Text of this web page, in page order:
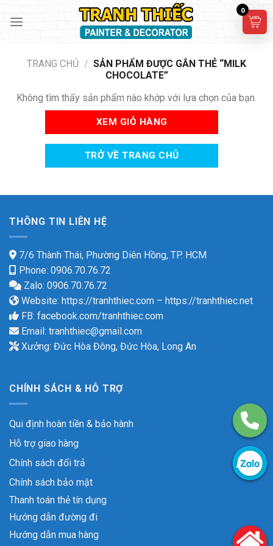
TRANG CHỦ / SẢN PHẨM ĐƯỢC GẮN THẺ “MILK
CHOCOLATE”
Không tìm thấy sản phẩm nào khớp với lựa chọn của bạn.
XEM GIỎ HÀNG
TRỞ VỀ TRANG CHỦ
THÔNG TIN LIÊN HỆ
7/6 Thành Thái, Phường Diên Hồng, TP. HCM
Phone: 0906.70.76.72
Zalo: 0906.70.76.72
Website: https://tranhthiec.com – https://tranhthiec.net
FB: facebook.com/tranhthiec.com
Email: tranhthiec@gmail.com
Xưởng: Đức Hòa Đông, Đức Hòa, Long An
CHÍNH SÁCH & HỖ TRỢ
Qui định hoàn tiền & bảo hành
Hỗ trợ giao hàng
Chính sách đổi trả
Chính sách bảo mật
Thanh toán thẻ tín dụng
Hướng dẫn đường đi
Hướng dẫn mua hàng
0